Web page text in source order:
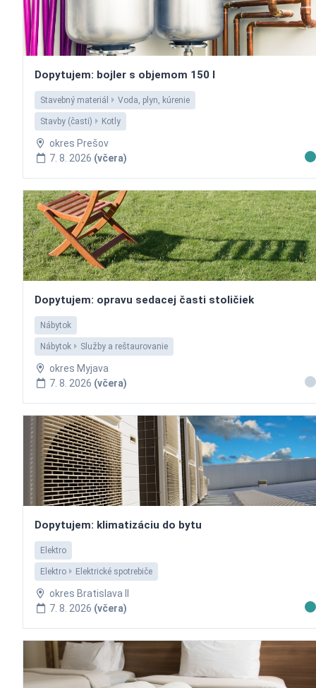
Dopytujem: bojler s objemom 150 l
Stavebný materiál Voda, plyn, kúrenie
Stavby (časti) Kotly
okres Prešov
7. 8. 2026 (včera)
Dopytujem: opravu sedacej časti stoličiek
Nábytok
Nábytok Služby a reštaurovanie
okres Myjava
7. 8. 2026 (včera)
Dopytujem: klimatizáciu do bytu
Elektro
Elektro Elektrické spotrebiče
okres Bratislava II
7. 8. 2026 (včera)